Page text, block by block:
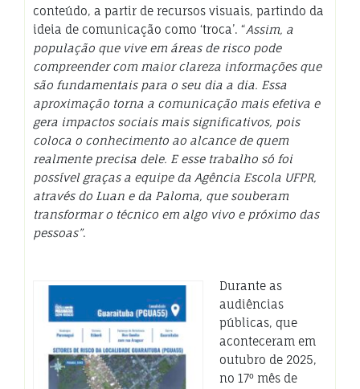
conteúdo, a partir de recursos visuais, partindo da
ideia de comunicação como ‘troca’. “Assim, a
população que vive em áreas de risco pode
compreender com maior clareza informações que
são fundamentais para o seu dia a dia. Essa
aproximação torna a comunicação mais efetiva e
gera impactos sociais mais significativos, pois
coloca o conhecimento ao alcance de quem
realmente precisa dele. E esse trabalho só foi
possível graças a equipe da Agência Escola UFPR,
através do Luan e da Paloma, que souberam
transformar o técnico em algo vivo e próximo das
pessoas”.
Durante as
audiências
públicas, que
aconteceram em
outubro de 2025,
no 17º mês de